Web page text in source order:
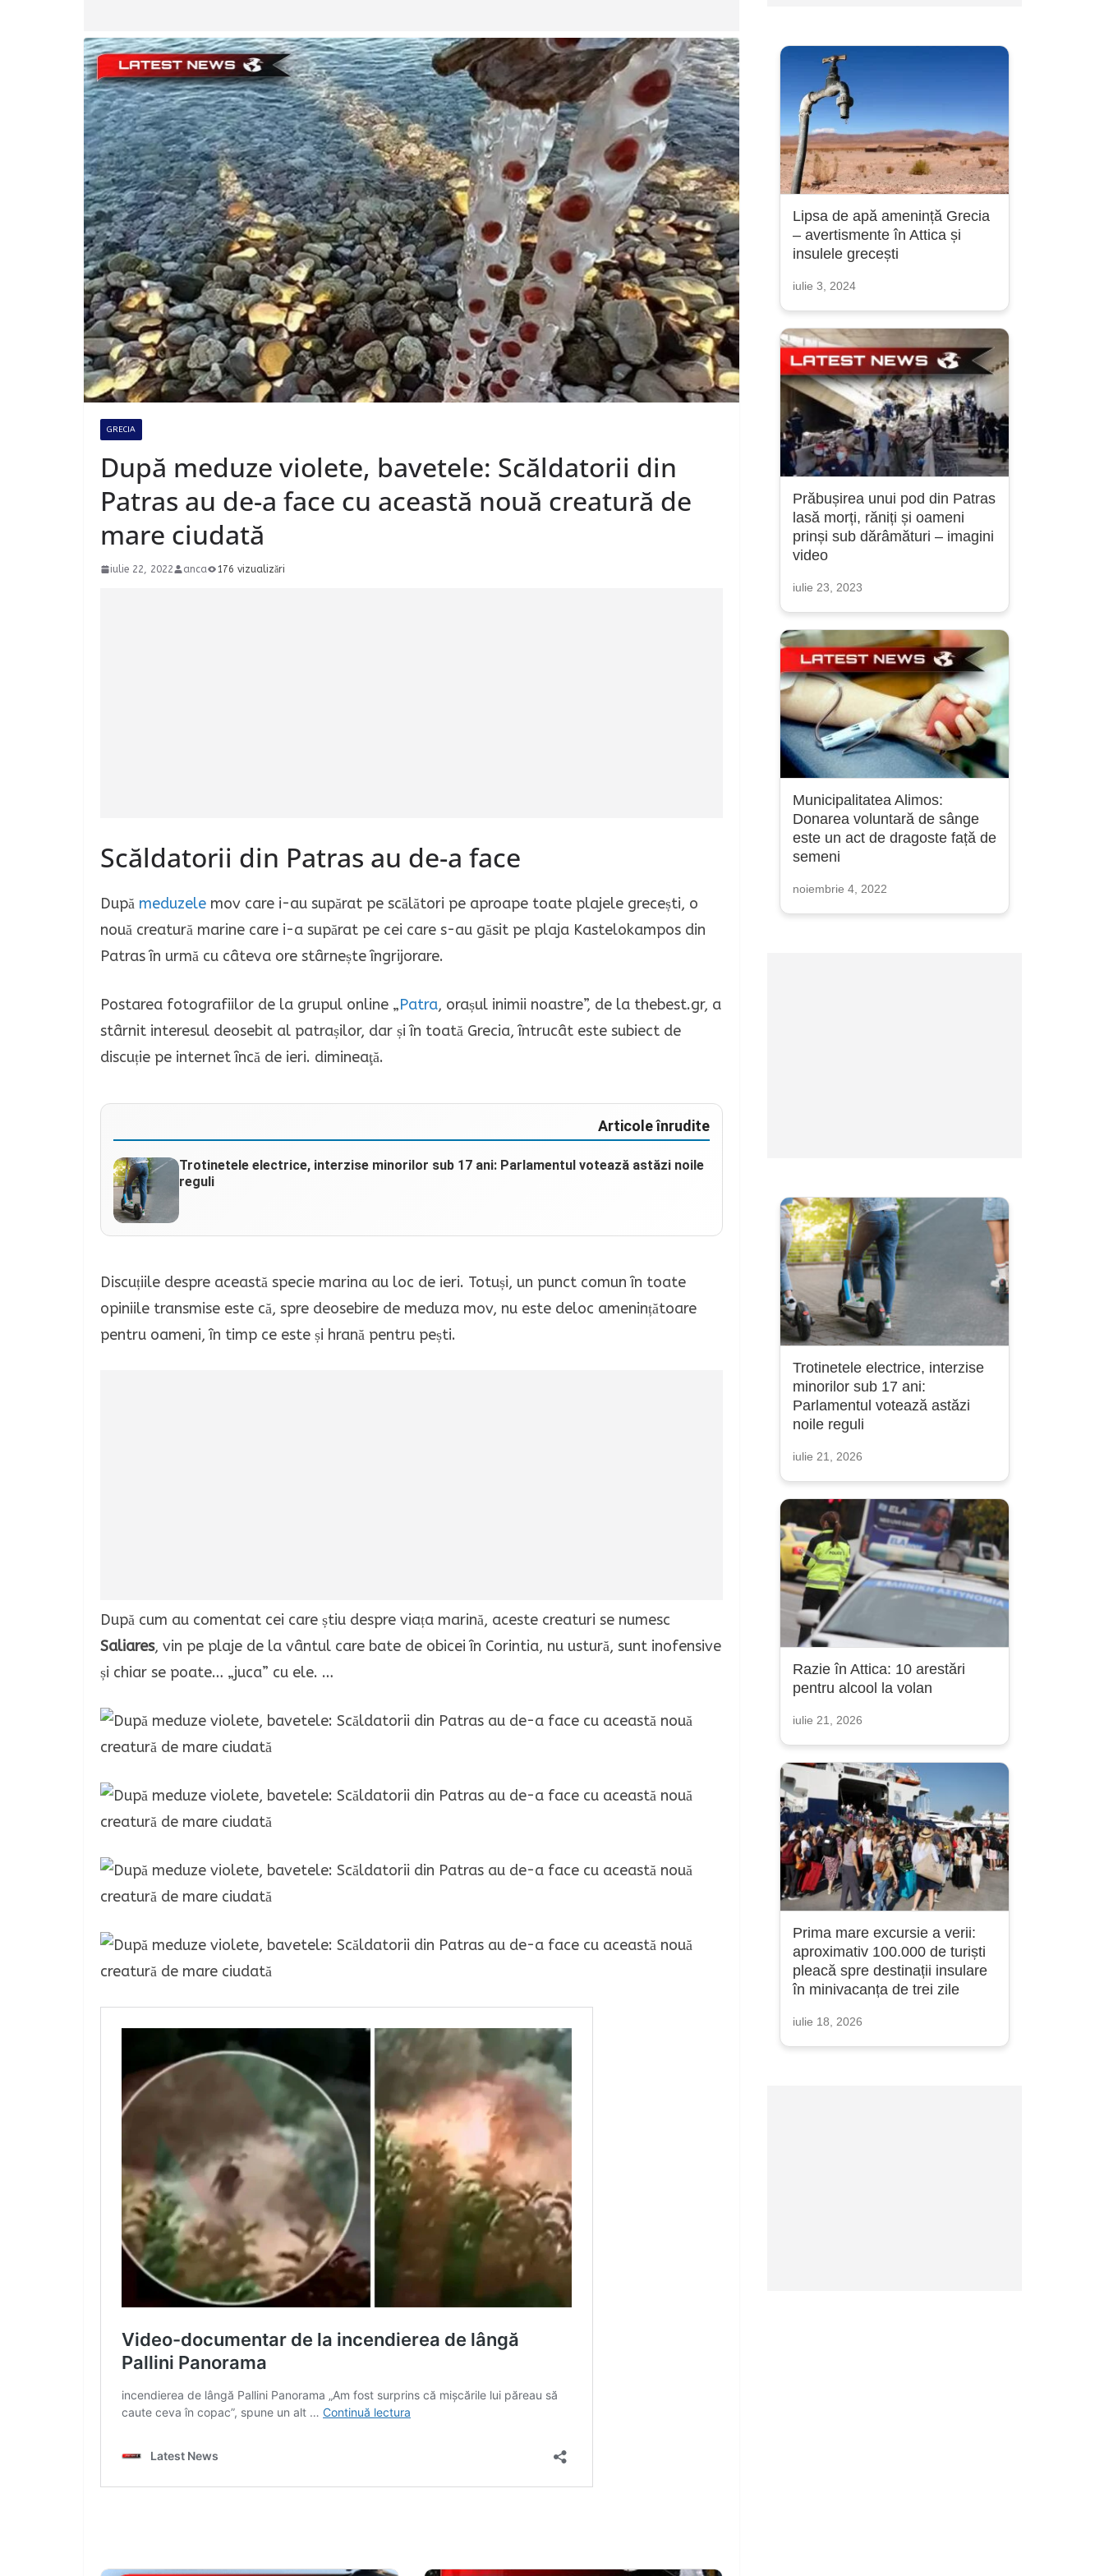
GRECIA
După meduze violete, bavetele: Scăldatorii din
Patras au de-a face cu această nouă creatură de
mare ciudată
iulie 22, 2022 anca 176 vizualizări
Scăldatorii din Patras au de-a face
După meduzele mov care i-au supărat pe scălători pe aproape toate plajele grecești, o
nouă creatură marine care i-a supărat pe cei care s-au găsit pe plaja Kastelokampos din
Patras în urmă cu câteva ore stârnește îngrijorare.
Postarea fotografiilor de la grupul online „Patra, orașul inimii noastre”, de la thebest.gr, a
stârnit interesul deosebit al patrașilor, dar și în toată Grecia, întrucât este subiect de
discuție pe internet încă de ieri. dimineaţă.
Articole înrudite
Trotinetele electrice, interzise minorilor sub 17 ani: Parlamentul votează astăzi noile
reguli
Discuțiile despre această specie marina au loc de ieri. Totuși, un punct comun în toate
opiniile transmise este că, spre deosebire de meduza mov, nu este deloc amenințătoare
pentru oameni, în timp ce este și hrană pentru pești.
După cum au comentat cei care știu despre viața marină, aceste creaturi se numesc
Saliares, vin pe plaje de la vântul care bate de obicei în Corintia, nu ustură, sunt inofensive
și chiar se poate… „juca” cu ele. …
Lipsa de apă amenință Grecia
– avertismente în Attica și
insulele grecești
iulie 3, 2024
Prăbușirea unui pod din Patras
lasă morți, răniți și oameni
prinși sub dărâmături – imagini
video
iulie 23, 2023
Municipalitatea Alimos:
Donarea voluntară de sânge
este un act de dragoste față de
semeni
noiembrie 4, 2022
Trotinetele electrice, interzise
minorilor sub 17 ani:
Parlamentul votează astăzi
noile reguli
iulie 21, 2026
Razie în Attica: 10 arestări
pentru alcool la volan
iulie 21, 2026
Prima mare excursie a verii:
aproximativ 100.000 de turiști
pleacă spre destinații insulare
în minivacanța de trei zile
iulie 18, 2026